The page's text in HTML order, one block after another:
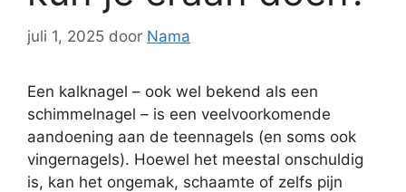
juli 1, 2025 door Nama
Een kalknagel – ook wel bekend als een
schimmelnagel – is een veelvoorkomende
aandoening aan de teennagels (en soms ook
vingernagels). Hoewel het meestal onschuldig
is, kan het ongemak, schaamte of zelfs pijn